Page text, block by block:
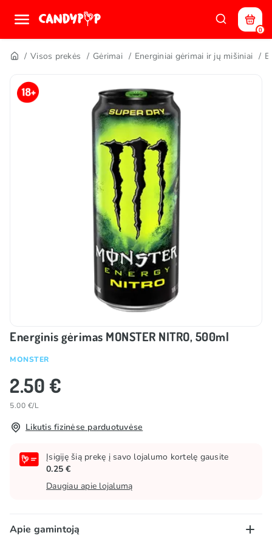
0
Visos prekės Gėrimai Energiniai gėrimai ir jų mišiniai
Energinis gėrimas MONSTER NITRO, 500ml
MONSTER
2.50 €
5.00 €/L
Likutis fizinėse parduotuvėse
Įsigiję šią prekę į savo lojalumo kortelę gausite
0.25 €
Daugiau apie lojalumą
Apie gamintoją